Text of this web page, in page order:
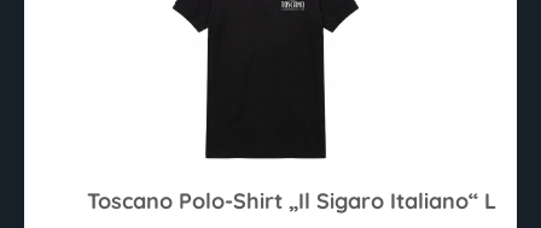
Toscano Polo-Shirt „Il Sigaro Italiano“ L